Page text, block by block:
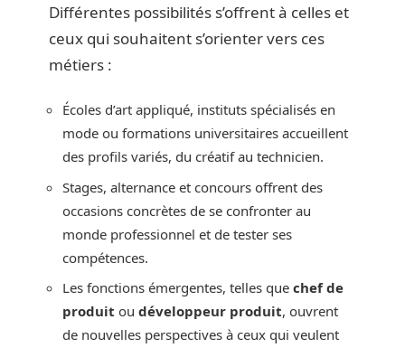
Différentes possibilités s’offrent à celles et
ceux qui souhaitent s’orienter vers ces
métiers :
Écoles d’art appliqué, instituts spécialisés en
mode ou formations universitaires accueillent
des profils variés, du créatif au technicien.
Stages, alternance et concours offrent des
occasions concrètes de se confronter au
monde professionnel et de tester ses
compétences.
Les fonctions émergentes, telles que chef de
produit ou développeur produit, ouvrent
de nouvelles perspectives à ceux qui veulent